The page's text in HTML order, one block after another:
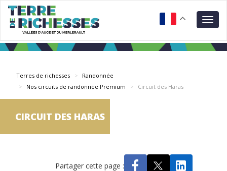
Aller
contenu
principal
Terres de richesses
Randonnée
Nos circuits de randonnée Premium
Circuit des Haras
CIRCUIT DES HARAS
Partager cette page :
Panneau de gestion des cookies